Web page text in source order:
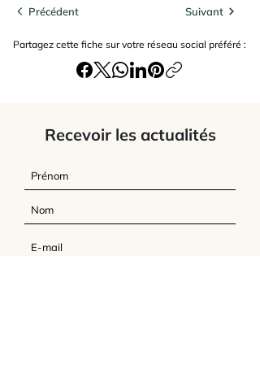
Précédent Suivant
Partagez cette fiche sur votre réseau social préféré :
Recevoir les actualités